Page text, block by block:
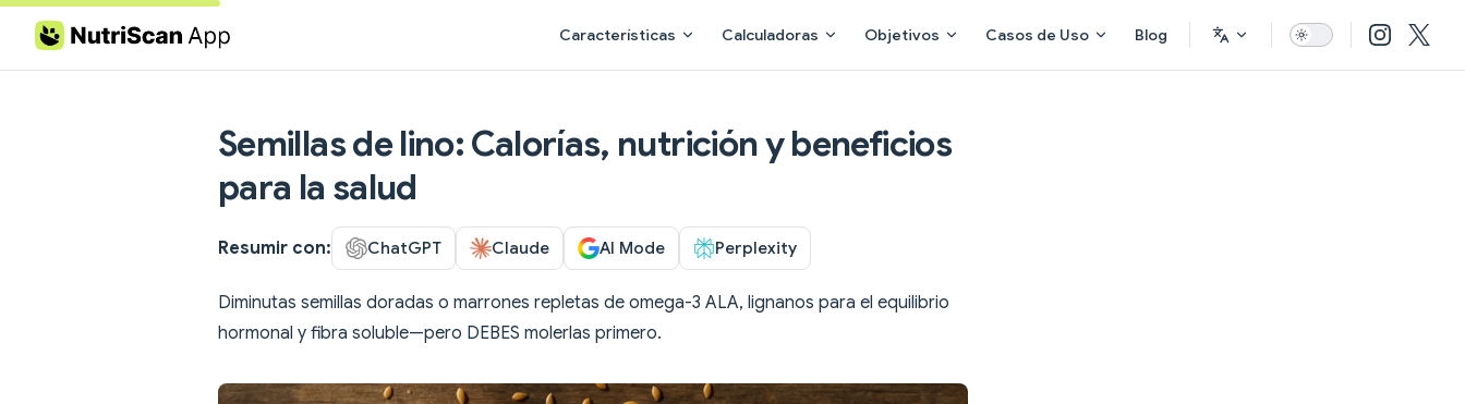
Skip to content Características Calculadoras Objetivos Casos de Uso Blog
Semillas de lino: Calorías, nutrición y beneficios
para la salud
Resumir con: ChatGPT Claude AI Mode Perplexity
Diminutas semillas doradas o marrones repletas de omega-3 ALA, lignanos para el equilibrio
hormonal y fibra soluble—pero DEBES molerlas primero.